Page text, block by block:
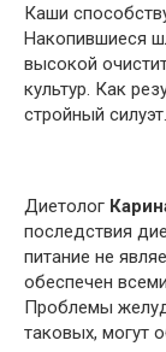
Каши
Накопившиеся
высокой
культур. Как
стройный силуэт.
Диетолог
последствия
питание не
обеспечен
Проблемы
таковых, могут